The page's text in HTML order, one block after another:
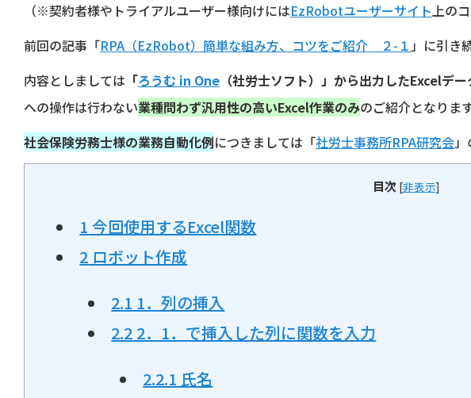
（※契約者様やトライアルユーザー様向けにはEzRobotユーザーサイト上の
前回の記事「RPA（EzRobot）簡単な組み方、コツをご紹介 ２-１」に引き
内容としましては 「ろうむ in One （社労士ソフト）」から出力したExcelデ
への操作は行わない業種問わず汎用性の高いExcel作業のみのご紹介となりま
社会保険労務士様の業務自動化例につきましては「社労士事務所RPA研究会」
目次 [非表示]
1 今回使用するExcel関数
2 ロボット作成
2.1 1．列の挿入
2.2 2．1．で挿入した列に関数を入力
2.2.1 氏名